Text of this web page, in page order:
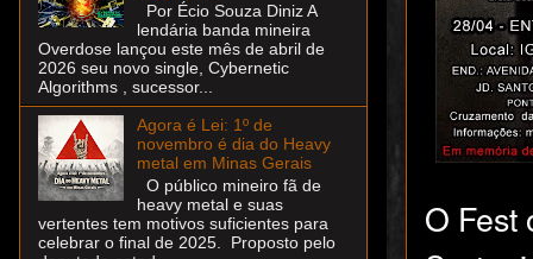
O Fest
Por Écio Souza Diniz A
lendária banda mineira
Overdose lançou este mês de abril de
2026 seu novo single, Cybernetic
Algorithms , sucessor...
Agora é Lei: 1º de
novembro é dia do Heavy
metal em Minas Gerais
O público mineiro fã de
heavy metal e suas
vertentes tem motivos suficientes para
celebrar o final de 2025. Proposto pelo